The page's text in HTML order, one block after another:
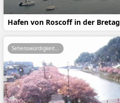
Hafen von Roscoff in der
Sehenswürdigkeiten